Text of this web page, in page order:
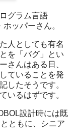
グラム言語
ッパーさん。
人としても有名
を「バグ」とい
さんはある日、
ていることを発
したそうです。
いるはずです。
設計時には既
ともに、シニア